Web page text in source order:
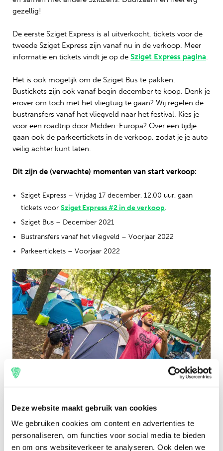
Deze website maakt gebruik van cookies
We gebruiken cookies om content en advertenties te
personaliseren, om functies voor social media te bieden
en om ons websiteverkeer te analyseren. Ook delen we
gezellig!
De eerste Sziget Express is al uitverkocht, tickets voor de
tweede Sziget Express zijn vanaf nu in de verkoop. Meer
informatie en tickets vindt je op de Sziget Express pagina.
Het is ook mogelijk om de Sziget Bus te pakken.
Bustickets zijn ook vanaf begin december te koop. Denk je
erover om toch met het vliegtuig te gaan? Wij regelen de
bustransfers vanaf het vliegveld naar het festival. Kies je
voor een roadtrip door Midden-Europa? Over een tijdje
gaan ook de parkeertickets in de verkoop, zodat je je auto
veilig achter kunt laten.
Dit zijn de (verwachte) momenten van start verkoop:
Sziget Express – Vrijdag 17 december, 12.00 uur, gaan
tickets voor Sziget Express #2 in de verkoop.
Sziget Bus – December 2021
Bustransfers vanaf het vliegveld – Voorjaar 2022
Parkeertickets – Voorjaar 2022
Sziget vindt plaats op het Óbuda Island, midden in
Boedapest. Kies je voor de volledige festival ervaring en